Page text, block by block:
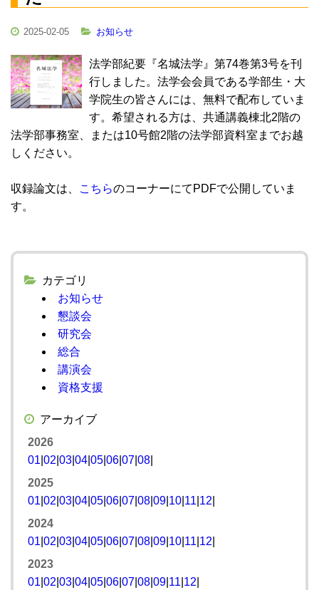
2025-02-05 お知らせ
法学部紀要『名城法学』第74巻第3号を刊
行しました。法学会会員である学部生・大
学院生の皆さんには、無料で配布していま
す。希望される方は、共通講義棟北2階の
法学部事務室、または10号館2階の法学部資料室までお越
しください。
収録論文は、 こちらのコーナーにてPDFで公開していま
す。
カテゴリ
お知らせ
懇談会
研究会
総合
講演会
資格支援
アーカイブ
2026
01 02 03 04 05 06 07 08
2025
01 02 03 04 05 06 07 08 09 10 11 12
2024
01 02 03 04 05 06 07 08 09 10 11 12
2023
01 02 03 04 05 06 07 08 09 11 12